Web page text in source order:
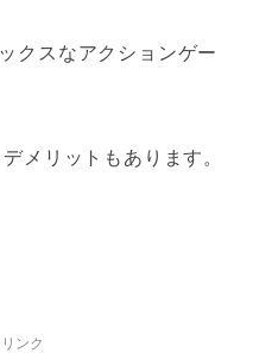
クスなアクションゲー
メリットもあります。
ンク